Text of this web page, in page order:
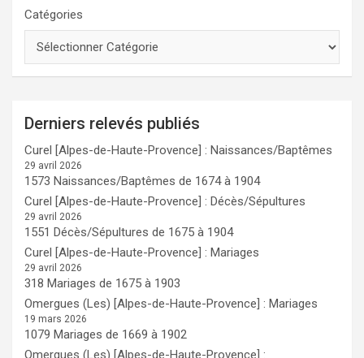
Catégories
Derniers relevés publiés
Curel [Alpes-de-Haute-Provence] : Naissances/Baptêmes
29 avril 2026
1573 Naissances/Baptêmes de 1674 à 1904
Curel [Alpes-de-Haute-Provence] : Décès/Sépultures
29 avril 2026
1551 Décès/Sépultures de 1675 à 1904
Curel [Alpes-de-Haute-Provence] : Mariages
29 avril 2026
318 Mariages de 1675 à 1903
Omergues (Les) [Alpes-de-Haute-Provence] : Mariages
19 mars 2026
1079 Mariages de 1669 à 1902
Omergues (Les) [Alpes-de-Haute-Provence] :